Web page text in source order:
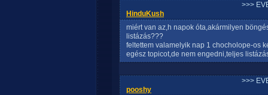
>>>
HinduKush
miért van az,h napok óta,akármilyen
listázás???
feltettem valamelyik nap 1 chocholope-os
egész topicot,de nem engedni,teljes
>>>
pooshy